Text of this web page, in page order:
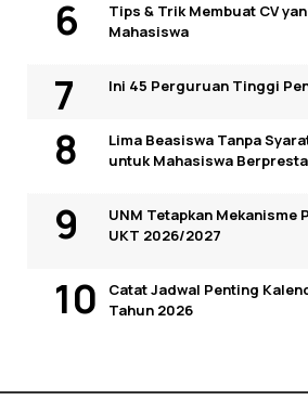
Tips & Trik Membuat CV
Mahasiswa
Ini 45 Perguruan Tinggi
Lima Beasiswa Tanpa
untuk Mahasiswa
UNM Tetapkan Mekanisme
UKT 2026/2027
Catat Jadwal Penting
Tahun 2026